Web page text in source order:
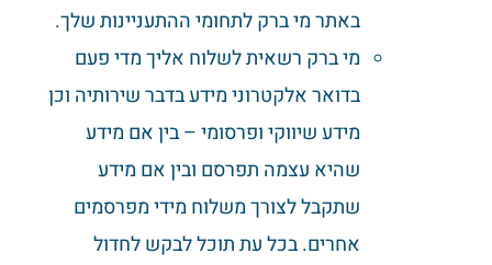
באתר מי ברק לתחומי ההתעניינות שלך.
מי ברק רשאית לשלוח אליך מדי פעם
בדואר אלקטרוני מידע בדבר שירותיה וכן
מידע שיווקי ופרסומי – בין אם מידע
שהיא עצמה תפרסם ובין אם מידע
שתקבל לצורך משלוח מידי מפרסמים
אחרים. בכל עת תוכל לבקש לחדול